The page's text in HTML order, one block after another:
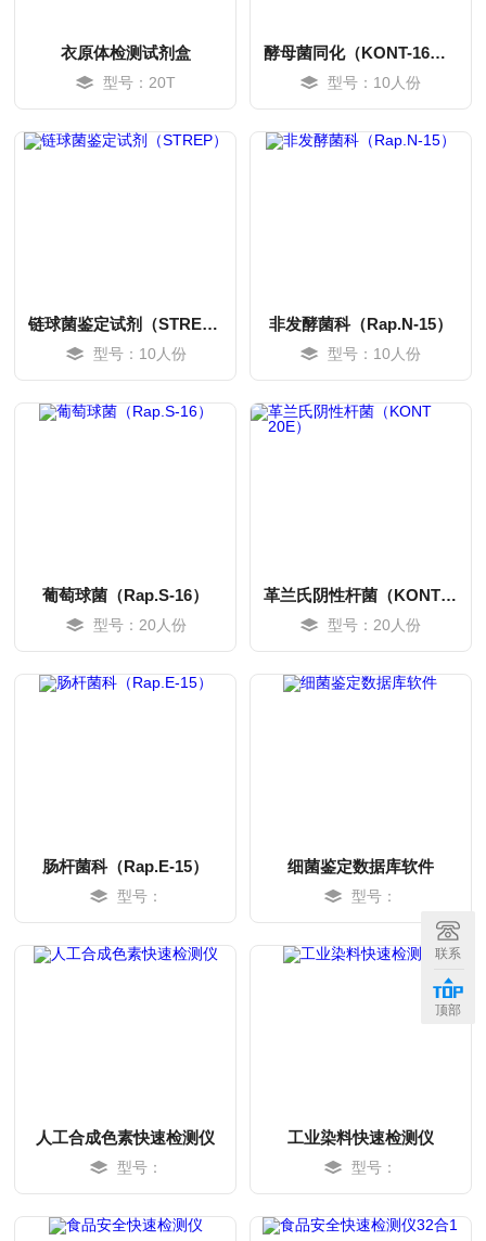
衣原体检测试剂盒
型号：20T
酵母菌同化（KONT-16C）
型号：10人份
链球菌鉴定试剂（STREP）
型号：10人份
非发酵菌科（Rap.N-15）
型号：10人份
葡萄球菌（Rap.S-16）
型号：20人份
革兰氏阴性杆菌（KONT 20E）
型号：20人份
肠杆菌科（Rap.E-15）
型号：
细菌鉴定数据库软件
型号：
人工合成色素快速检测仪
型号：
工业染料快速检测仪
型号：
联系
顶部